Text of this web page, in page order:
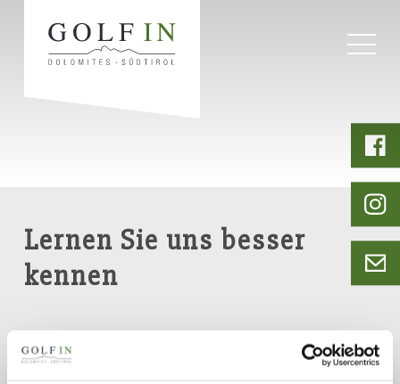
Startseite Golfhotel
Lernen Sie uns besser
kennen